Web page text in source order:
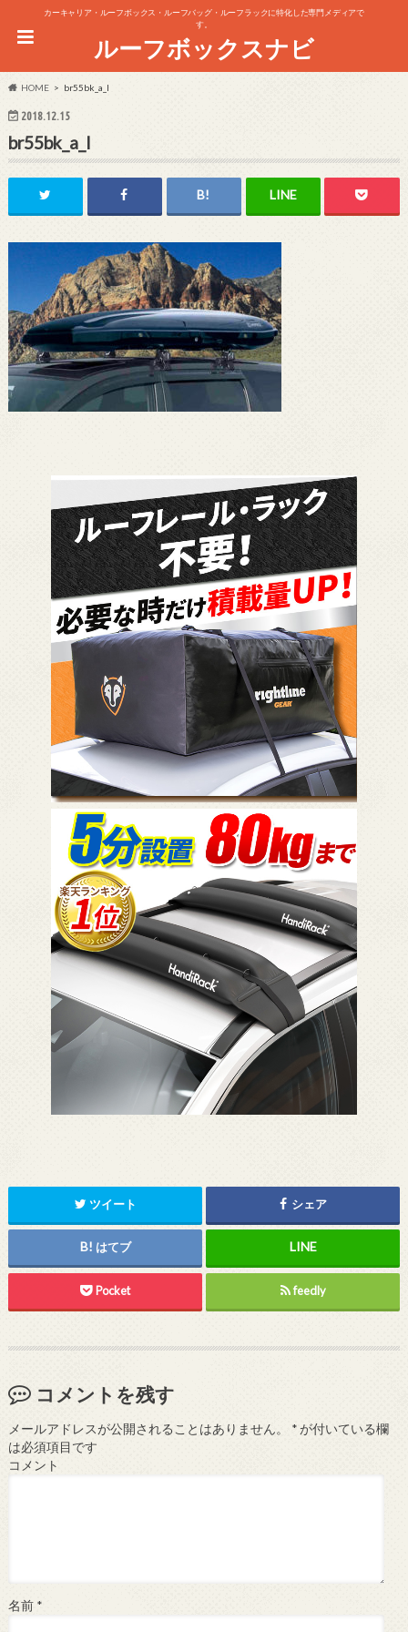
カーキャリア・ルーフボックス・ルーフバッグ・ルーフラックに特化した専門メディアで
す。
ルーフボックスナビ
HOME br55bk_a_l
2018.12.15
br55bk_a_l
ツイート シェア
はてブ
Pocket feedly
コメントを残す
メールアドレスが公開されることはありません。 *が付いている欄
は必須項目です
コメント
名前 *